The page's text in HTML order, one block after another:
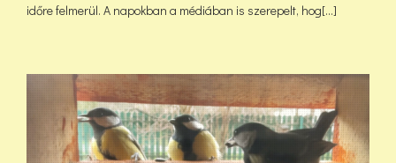
időre felmerül. A napokban a médiában is szerepelt, hog[...]